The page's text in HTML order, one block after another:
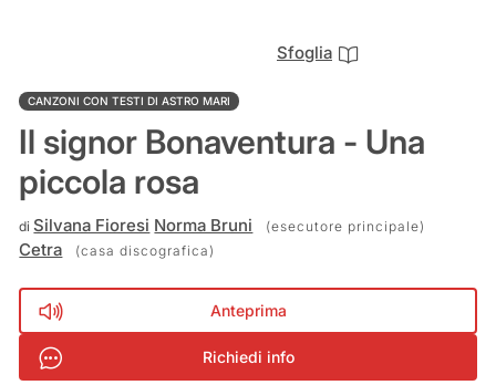
Sfoglia
CANZONI CON TESTI DI ASTRO MARI
Il signor Bonaventura - Una
piccola rosa
diSilvana Fioresi Norma Bruni (esecutore principale)
Cetra (casa discografica)
Anteprima
Richiedi info